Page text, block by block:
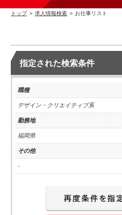
トップ > 求人情報検索 > お仕事リスト
指定された検索条件
職種
デザイン・クリエイティブ系
勤務地
福岡県
その他
-